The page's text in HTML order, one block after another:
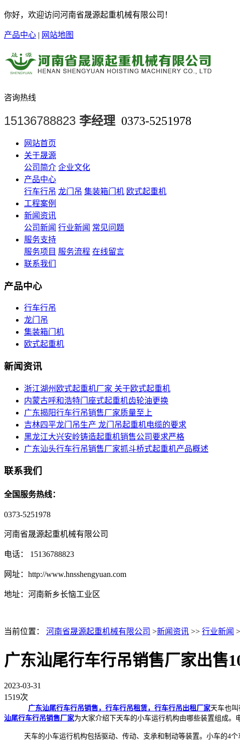
你好，欢迎访问河南省晟源起重机械有限公司！
产品中心 | 网站地图
咨询热线
15136788823 李经理 0373-5251978
网站首页
关于晟源
公司简介 企业文化
产品中心
行车行吊 龙门吊 集装箱门机 欧式起重机
工程案例
新闻资讯
公司新闻 行业新闻 常见问题
服务支持
服务项目 服务流程 在线留言
联系我们
产品中心
行车行吊
龙门吊
集装箱门机
欧式起重机
新闻资讯
浙江湖州欧式起重机厂家 关于欧式起重机
内蒙古呼和浩特门座式起重机齿轮油更换
广东揭阳行车行吊销售厂家质量至上
吉林四平龙门吊生产 龙门吊起重机电缆的要求
黑龙江大兴安岭铸造起重机销售公司要求严格
广东汕头行车行吊销售厂家抓斗桥式起重机产品概述
联系我们
全国服务热线：
0373-5251978
河南省晟源起重机械有限公司
电话： 15136788823
网址：http://www.hnsshengyuan.com
地址： 河南新乡长恼工业区
当前位置： 河南省晟源起重机械有限公司 >新闻资讯 >> 行业新闻
广东汕尾行车行吊销售厂家出售
2023-03-31
1519次
广东汕尾行车行吊销售，行车行吊租赁，行车行吊出租厂家天车也
汕尾行车行吊销售厂家为大家介绍下天车的小车运行机构由哪些装置组成。
天车的小车运行机构包括驱动、传动、支承和制动等装置。小车的4个